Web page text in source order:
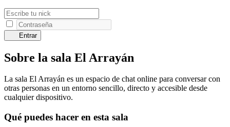
Entrar
Sobre la sala El Arrayán
La sala El Arrayán es un espacio de chat online para conversar con
otras personas en un entorno sencillo, directo y accesible desde
cualquier dispositivo.
Qué puedes hacer en esta sala